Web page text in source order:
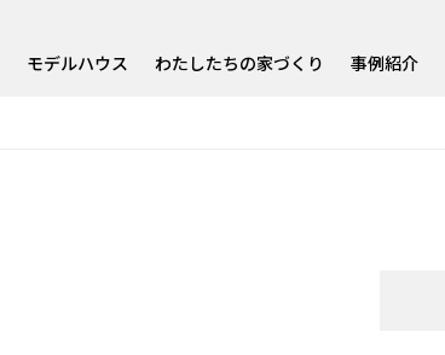
モデルハウス わたしたちの家づくり 事例紹介